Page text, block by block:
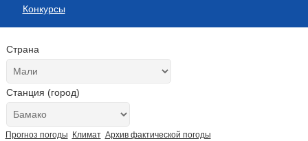
Конкурсы
Страна
Станция (город)
Прогноз погоды Климат Архив фактической погоды